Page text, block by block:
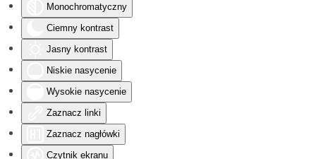
Monochromatyczny
Ciemny kontrast
Jasny kontrast
Niskie nasycenie
Wysokie nasycenie
Zaznacz linki
Zaznacz nagłówki
Czytnik ekranu